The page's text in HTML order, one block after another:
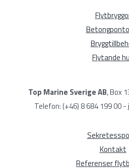
Flytande
Top Marine Sverige AB, Box
Telefon: (+46) 8 684 199 00 -
Kontakt
Referenser